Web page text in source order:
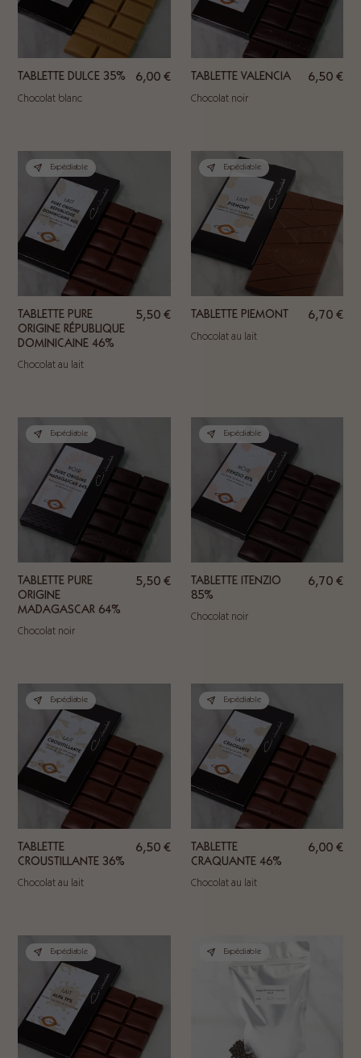
TABLETTE DULCE 35% 6,00 €
Chocolat blanc
TABLETTE VALENCIA 6,50 €
Chocolat noir
Expédiable
TABLETTE PURE
ORIGINE RÉPUBLIQUE
DOMINICAINE 46%
5,50 €
Chocolat au lait
Expédiable
TABLETTE PIEMONT 6,70 €
Chocolat au lait
Expédiable
TABLETTE PURE
ORIGINE
MADAGASCAR 64%
5,50 €
Chocolat noir
Expédiable
TABLETTE ITENZIO
85%
6,70 €
Chocolat noir
Expédiable
TABLETTE
CROUSTILLANTE 36%
6,50 €
Chocolat au lait
Expédiable
TABLETTE
CRAQUANTE 46%
6,00 €
Chocolat au lait
Expédiable Expédiable